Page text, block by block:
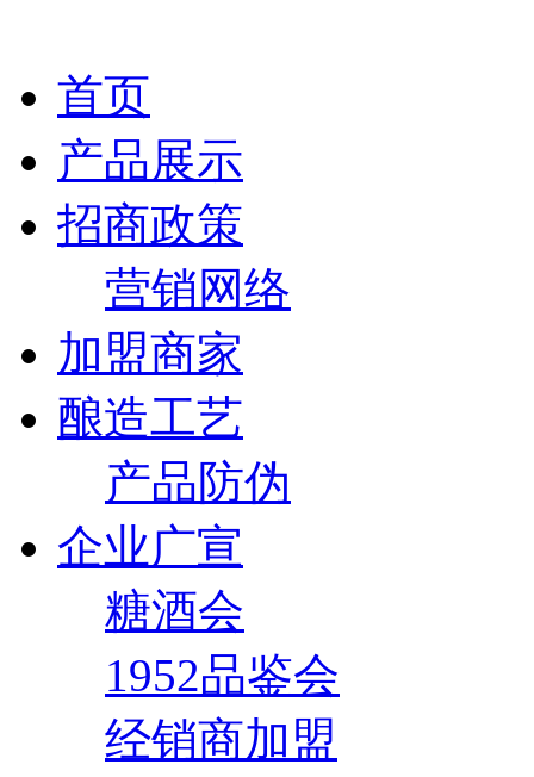
首页
产品展示
招商政策
营销网络
加盟商家
酿造工艺
产品防伪
企业广宣
糖酒会
1952品鉴会
经销商加盟